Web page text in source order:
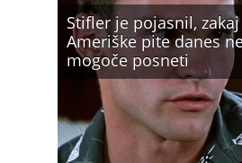
Stifler je pojasnil,
Ameriške pite danes
mogoče posneti